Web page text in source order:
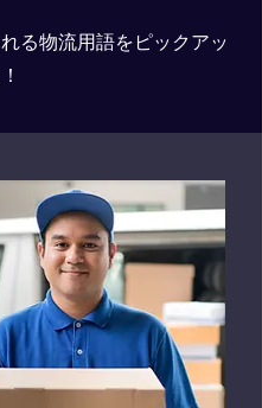
る物流用語をピックアッ